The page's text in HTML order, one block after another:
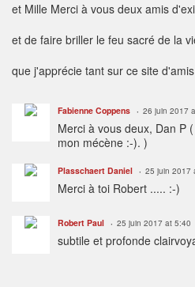
et Mille Merci à vous deux amis
et de faire briller le feu sacré de la
que j'apprécie tant sur ce site
Fabienne Coppens 26 juin 2017
Merci à vous deux, Dan P
mon mécène :-). )
Plasschaert Daniel 25 juin 2017
Merci à toi Robert ..... :-)
Robert Paul 25 juin 2017 at 5:40
subtile et profonde